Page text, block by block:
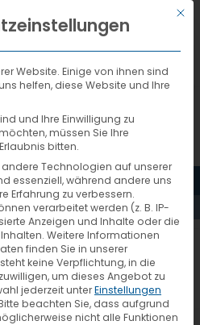
DEUTSCH
Halle.
Mit
Website. Einige von ihnen sind
helfen, diese Website und Ihre
und Ihre Einwilligung zu
müssen Sie Ihre
bitten.
Technologien auf unserer
essenziell, während andere uns
Erfahrung zu verbessern.
verarbeitet werden (z. B. IP-
Anzeigen und Inhalte oder die
Weitere Informationen
finden Sie in unserer
keine Verpflichtung, in die
um dieses Angebot zu
jederzeit unterEinstellungen
beachten Sie, dass aufgrund
nicht alle Funktionen